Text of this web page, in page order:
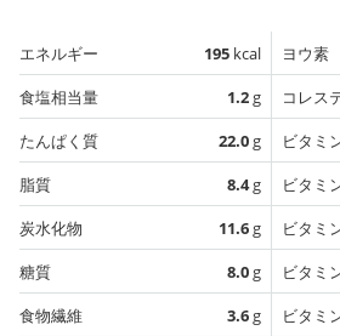
エネルギー 195 kcal
食塩相当量
1.2g
たんぱく質
22.0g
脂質
8.4g
炭水化物
11.6g
糖質
8.0g
食物繊維
3.6g
ヨウ素
コレス
ビタミ
ビタミ
ビタミ
ビタミ
ビタミ